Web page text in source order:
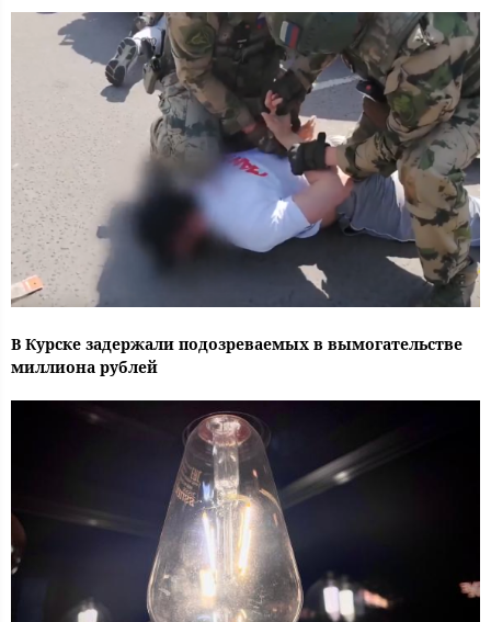
В Курске задержали подозреваемых в вымогательстве
миллиона рублей